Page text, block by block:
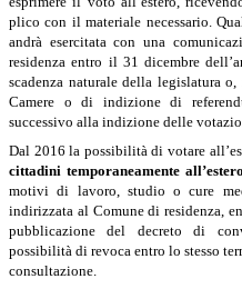
plico con il materiale necessario.
andrà esercitata con una
residenza entro il 31 dicembre
scadenza naturale della legislatura
Camere o di indizione di
successivo alla indizione delle
Dal 2016 la possibilità di votare
cittadini temporaneamente all’estero
motivi di lavoro, studio o cure
indirizzata al Comune di residenza,
pubblicazione del decreto di
possibilità di revoca entro lo stesso
consultazione.